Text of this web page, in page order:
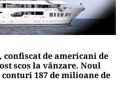
confiscat de americani de
scos la vânzare. Noul
187 de milioane de